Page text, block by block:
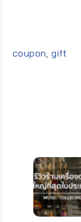
coupon ,gift